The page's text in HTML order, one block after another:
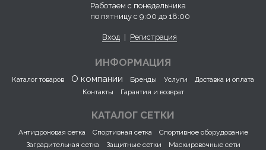
Работаем с понедельника
по пятницу с 9:00 до 18:00
Вход Регистрация
ИНФОРМАЦИЯ
Каталог товаров О компании Бренды Услуги
Доставка и оплата
Контакты
Гарантия и возврат
КАТАЛОГ СЕТКИ
Антидроновая сетка Спортивная сетка
Спортивное оборудование
Заградительная сетка
Защитные сетки
Маскировочные сети